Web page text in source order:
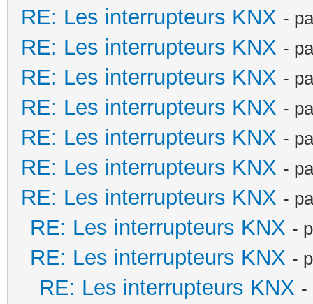
RE: Les interrupteurs KNX -
RE: Les interrupteurs KNX -
RE: Les interrupteurs KNX -
RE: Les interrupteurs KNX -
RE: Les interrupteurs KNX -
RE: Les interrupteurs KNX -
RE: Les interrupteurs KNX -
RE: Les interrupteurs KNX -
RE: Les interrupteurs KNX -
RE: Les interrupteurs KNX -